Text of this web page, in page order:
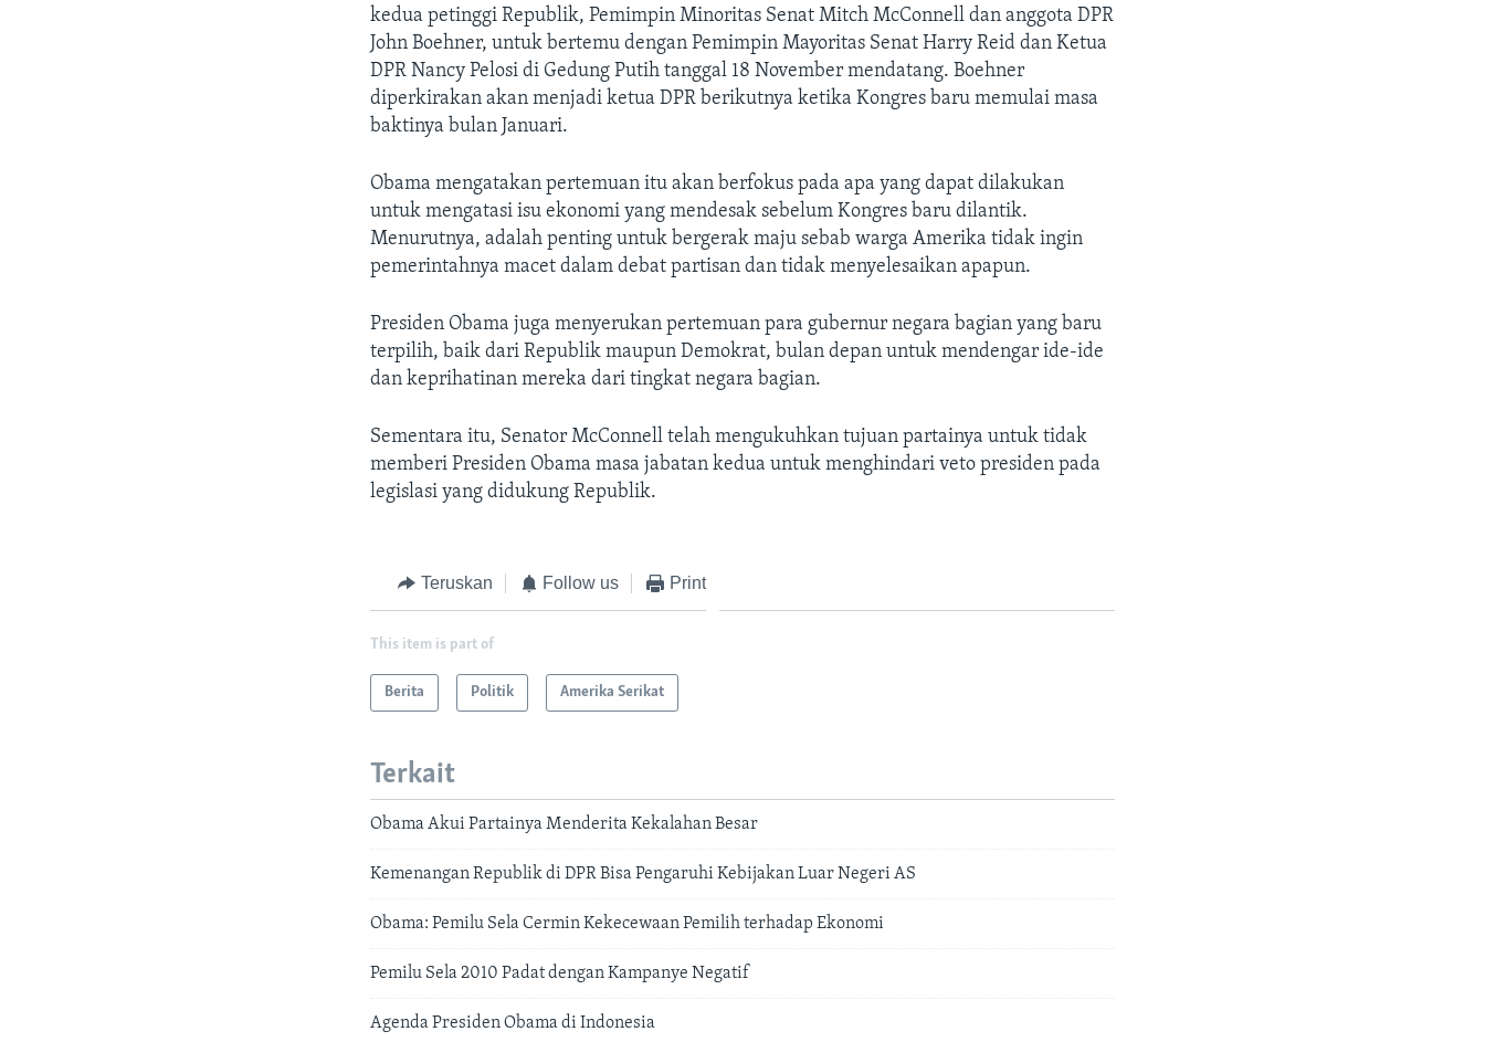
kedua petinggi Republik, Pemimpin Minoritas Senat Mitch McConnell dan anggota DPR
John Boehner, untuk bertemu dengan Pemimpin Mayoritas Senat Harry Reid dan Ketua
DPR Nancy Pelosi di Gedung Putih tanggal 18 November mendatang. Boehner
diperkirakan akan menjadi ketua DPR berikutnya ketika Kongres baru memulai masa
baktinya bulan Januari.
Obama mengatakan pertemuan itu akan berfokus pada apa yang dapat dilakukan
untuk mengatasi isu ekonomi yang mendesak sebelum Kongres baru dilantik.
Menurutnya, adalah penting untuk bergerak maju sebab warga Amerika tidak ingin
pemerintahnya macet dalam debat partisan dan tidak menyelesaikan apapun.
Presiden Obama juga menyerukan pertemuan para gubernur negara bagian yang baru
terpilih, baik dari Republik maupun Demokrat, bulan depan untuk mendengar ide-ide
dan keprihatinan mereka dari tingkat negara bagian.
Sementara itu, Senator McConnell telah mengukuhkan tujuan partainya untuk tidak
memberi Presiden Obama masa jabatan kedua untuk menghindari veto presiden pada
legislasi yang didukung Republik.
Teruskan Follow us Print
This item is part of
Berita Politik Amerika Serikat
Terkait
Obama Akui Partainya Menderita Kekalahan Besar
Kemenangan Republik di DPR Bisa Pengaruhi Kebijakan Luar Negeri AS
Obama: Pemilu Sela Cermin Kekecewaan Pemilih terhadap Ekonomi
Pemilu Sela 2010 Padat dengan Kampanye Negatif
Agenda Presiden Obama di Indonesia